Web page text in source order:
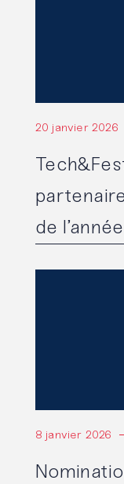
20 janvier 2026
de l’année
8 janvier 2026